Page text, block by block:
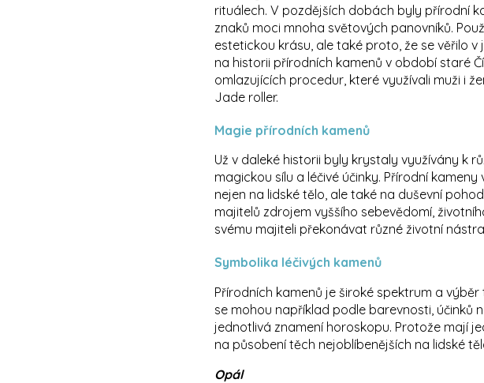
rituálech. V pozdějších dobách byly přírodní
znaků moci mnoha světových panovníků.
estetickou krásu, ale také proto, že se věřilo
na historii přírodních kamenů v období staré
omlazujících procedur, které využívali muži i
Jade roller.
Magie přírodních kamenů
Už v daleké historii byly krystaly využívány k
magickou sílu a léčivé účinky. Přírodní
nejen na lidské tělo, ale také na duševní
majitelů zdrojem vyššího sebevědomí,
svému majiteli překonávat různé životní
Symbolika léčivých kamenů
Přírodních kamenů je široké spektrum a
se mohou například podle barevnosti, účinků
jednotlivá znamení horoskopu. Protože mají
na působení těch nejoblíbenějších na lidské
Opál